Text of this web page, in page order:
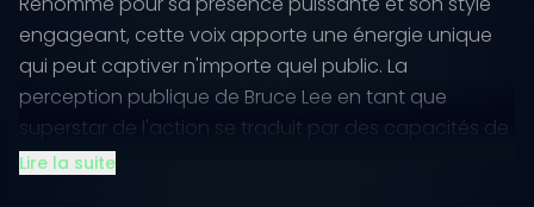
engageant, cette voix apporte une énergie unique
qui peut captiver n'importe quel public. La
perception publique de Bruce Lee en tant que
superstar de l'action se traduit par des capacités de
voix off dynamiques, parfaites pour des récits
Lire la suite